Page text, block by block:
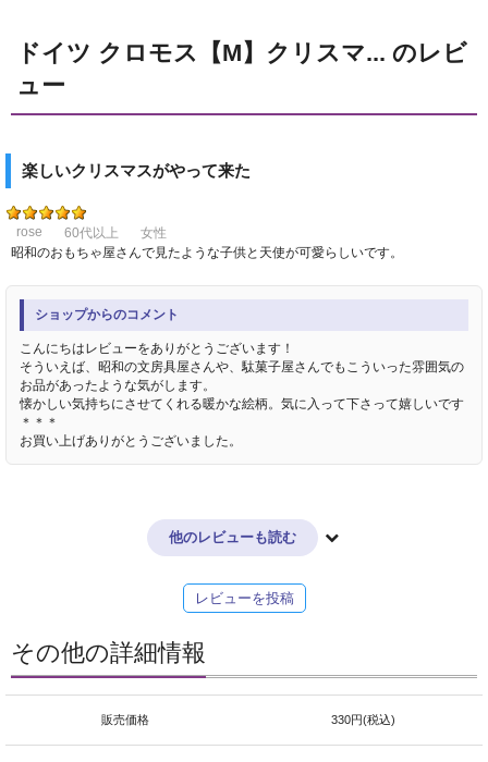
ドイツ クロモス【M】クリスマ... のレビ
ュー
楽しいクリスマスがやって来た
rose 60代以上
女性
昭和のおもちゃ屋さんで見たような子供と天使が可愛らしいです。
ショップからのコメント
こんにちはレビューをありがとうございます！
そういえば、昭和の文房具屋さんや、駄菓子屋さんでもこういった雰囲気の
お品があったような気がします。
懐かしい気持ちにさせてくれる暖かな絵柄。気に入って下さって嬉しいです
＊＊＊
お買い上げありがとうございました。
他のレビューも読む
レビューを投稿
その他の詳細情報
販売価格 330円(税込)